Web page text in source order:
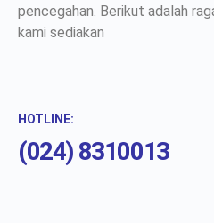
pencegahan. Berikut adalah
kami sediakan
HOTLINE:
(024) 8310013